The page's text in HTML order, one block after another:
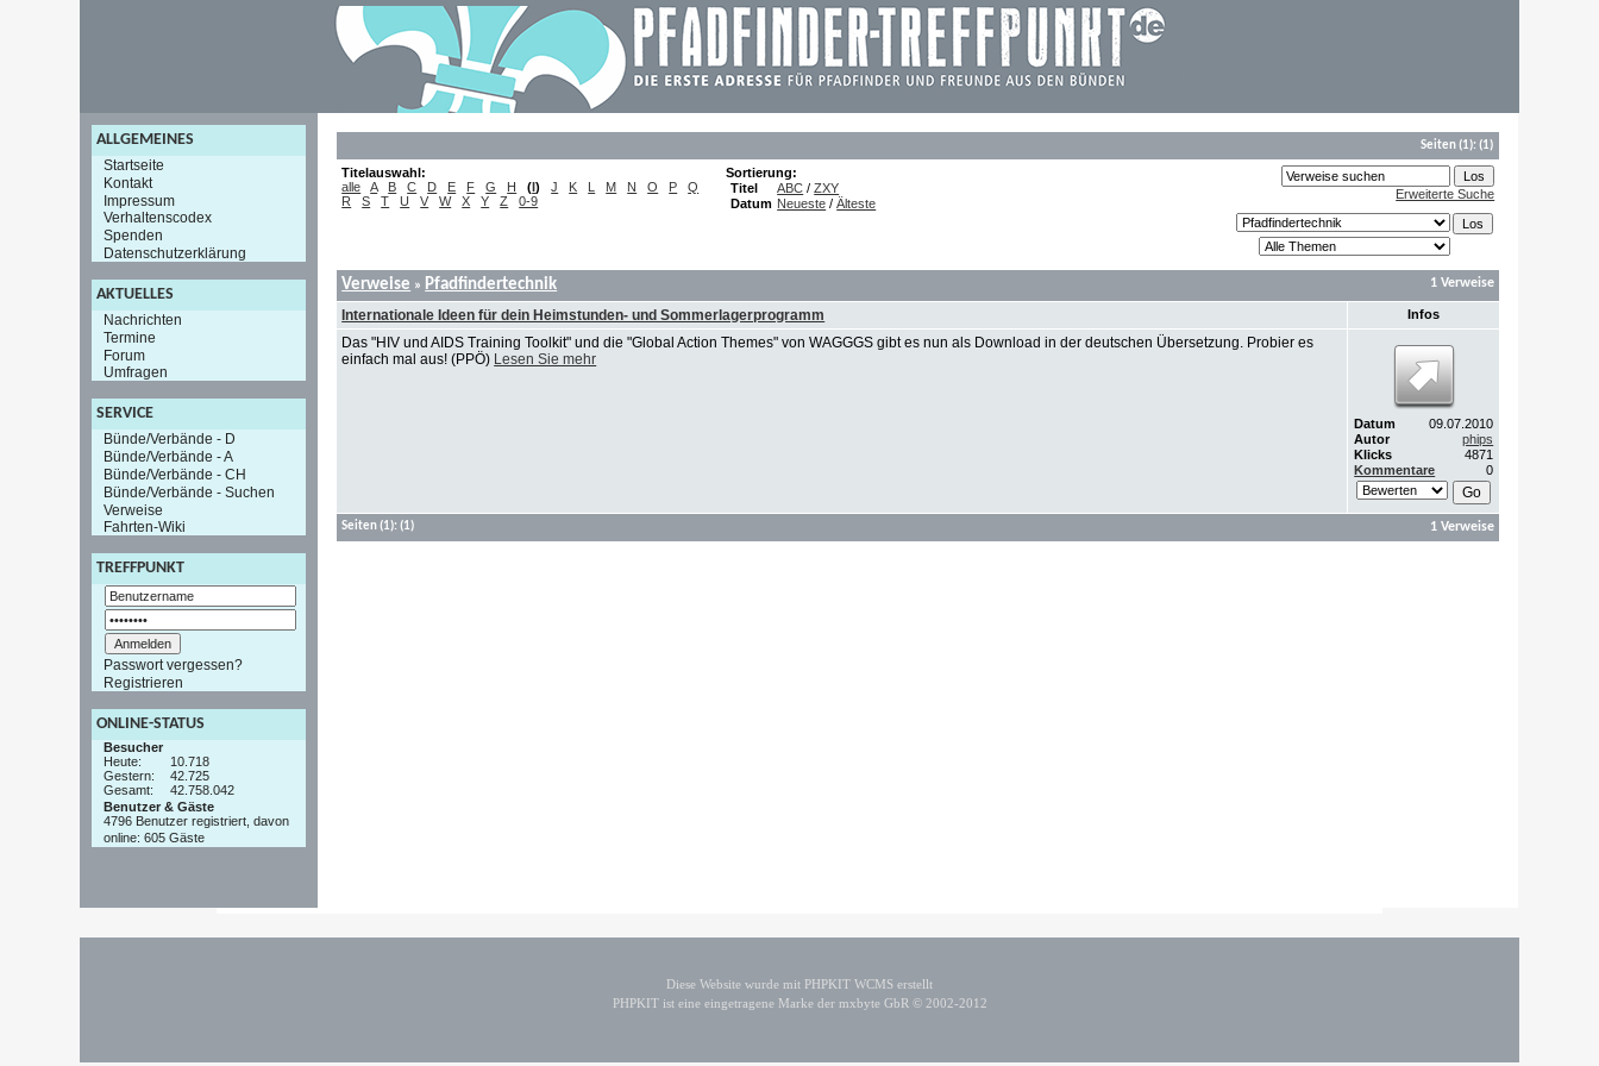
ALLGEMEINES
Startseite
Kontakt
Impressum
Verhaltenscodex
Spenden
Datenschutzerklärung
AKTUELLES
Nachrichten
Termine
Forum
Umfragen
SERVICE
Bünde/Verbände - D
Bünde/Verbände - A
Bünde/Verbände - CH
Bünde/Verbände - Suchen
Verweise
Fahrten-Wiki
TREFFPUNKT
Passwort vergessen?
Registrieren
ONLINE-STATUS
Besucher
Heute:
10.718
Gestern:
42.725
Gesamt:
42.758.042
Benutzer & Gäste
4796 Benutzer registriert, davon
online: 605 Gäste
Seiten(1):(1)
Titelauswahl:
alle
A B C D E F G H (I) J K L M N O P
Q
R
S T U V W X Y Z 0-9
Sortierung:
Titel
ABC /ZXY
Datum Neueste /Älteste
Erweiterte Suche
Verweise » Pfadfindertechnik 1 Verweise
Internationale Ideen für dein Heimstunden- und Sommerlagerprogramm Infos
Das "HIV und AIDS Training Toolkit" und die "Global Action Themes" von WAGGGS gibt es nun als Download in der deutschen Übersetzung. Probier es
einfach mal aus! (PPÖ) Lesen Sie mehr
Datum
09.07.2010
Autor
phips
Klicks
4871
Kommentare
0
Seiten(1):(1) 1 Verweise
Diese Website wurde mit PHPKIT WCMS erstellt
PHPKIT ist eine eingetragene Marke der mxbyte GbR © 2002-2012